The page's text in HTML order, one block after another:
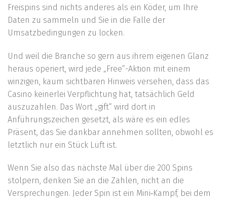
Freispins sind nichts anderes als ein Köder, um Ihre
Daten zu sammeln und Sie in die Falle der
Umsatzbedingungen zu locken.
Und weil die Branche so gern aus ihrem eigenen Glanz
heraus operiert, wird jede „Free“-Aktion mit einem
winzigen, kaum sichtbaren Hinweis versehen, dass das
Casino keinerlei Verpflichtung hat, tatsächlich Geld
auszuzahlen. Das Wort „gift“ wird dort in
Anführungszeichen gesetzt, als wäre es ein edles
Präsent, das Sie dankbar annehmen sollten, obwohl es
letztlich nur ein Stück Luft ist.
Wenn Sie also das nächste Mal über die 200 Spins
stolpern, denken Sie an die Zahlen, nicht an die
Versprechungen. Jeder Spin ist ein Mini‑Kampf, bei dem